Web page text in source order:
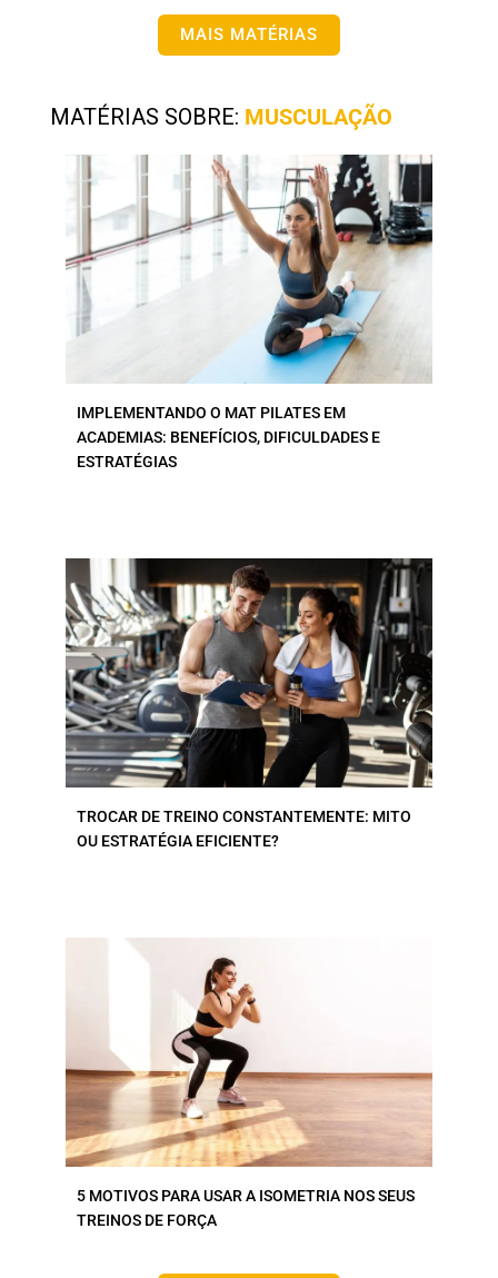
MAIS MATÉRIAS
MATÉRIAS SOBRE: MUSCULAÇÃO
IMPLEMENTANDO O MAT PILATES EM
ACADEMIAS: BENEFÍCIOS, DIFICULDADES E
ESTRATÉGIAS
TROCAR DE TREINO CONSTANTEMENTE: MITO
OU ESTRATÉGIA EFICIENTE?
5 MOTIVOS PARA USAR A ISOMETRIA NOS SEUS
TREINOS DE FORÇA